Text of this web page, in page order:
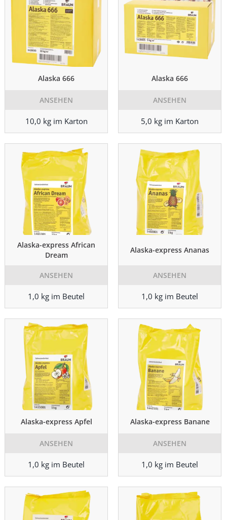
Alaska 666
ANSEHEN
10,0 kg im Karton
Alaska 666
ANSEHEN
5,0 kg im Karton
Alaska-express African
Dream
ANSEHEN
1,0 kg im Beutel
Alaska-express Ananas
ANSEHEN
1,0 kg im Beutel
Alaska-express Apfel
ANSEHEN
1,0 kg im Beutel
Alaska-express Banane
ANSEHEN
1,0 kg im Beutel